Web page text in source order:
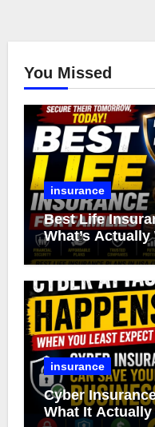
You Missed
insurance
Best Life
What’s
insurance
Cyber
What It Actually